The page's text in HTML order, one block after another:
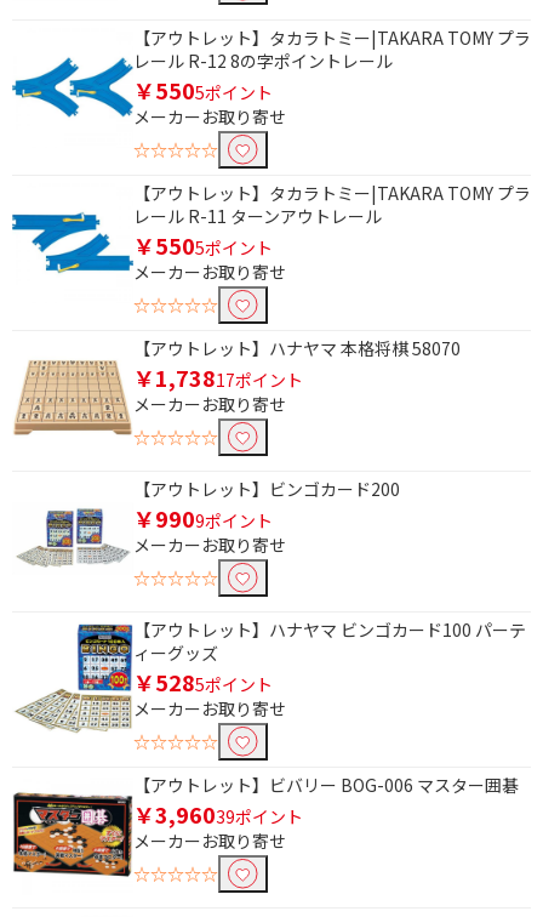
【アウトレット】タカラトミー|TAKARA TOMY プラ
レール R-12 8の字ポイントレール
￥5505ポイント
メーカーお取り寄せ
☆☆☆☆☆
【アウトレット】タカラトミー|TAKARA TOMY プラ
レール R-11 ターンアウトレール
￥5505ポイント
メーカーお取り寄せ
☆☆☆☆☆
【アウトレット】ハナヤマ 本格将棋 58070
￥1,73817ポイント
メーカーお取り寄せ
☆☆☆☆☆
【アウトレット】ビンゴカード200
￥9909ポイント
メーカーお取り寄せ
☆☆☆☆☆
【アウトレット】ハナヤマ ビンゴカード100 パーテ
ィーグッズ
￥5285ポイント
メーカーお取り寄せ
☆☆☆☆☆
【アウトレット】ビバリー BOG-006 マスター囲碁
￥3,96039ポイント
メーカーお取り寄せ
☆☆☆☆☆